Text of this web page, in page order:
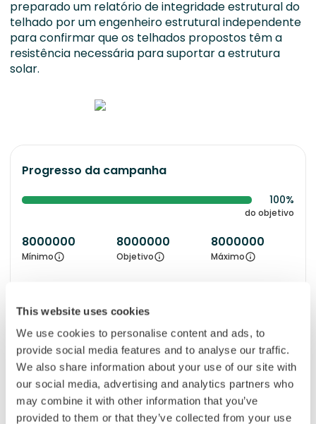
This website uses cookies
We use cookies to personalise content and ads, to
provide social media features and to analyse our traffic.
We also share information about your use of our site with
our social media, advertising and analytics partners who
may combine it with other information that you’ve
provided to them or that they’ve collected from your use
preparado um relatório de integridade estrutural do
telhado por um engenheiro estrutural independente
para confirmar que os telhados propostos têm a
resistência necessária para suportar a estrutura
solar.
Progresso da campanha
100%
do objetivo
8000000
Mínimo
8000000
Objetivo
8000000
Máximo
Project location
Thika, Kericho and Nyeri